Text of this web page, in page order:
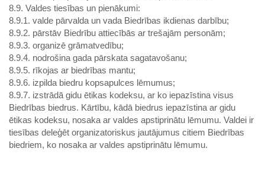
8.9. Valdes tiesības un pienākumi:
8.9.1. valde pārvalda un vada Biedrības ikdienas darbību;
8.9.2. pārstāv Biedrību attiecībās ar trešajām personām;
8.9.3. organizē grāmatvedību;
8.9.4. nodrošina gada pārskata sagatavošanu;
8.9.5. rīkojas ar biedrības mantu;
8.9.6. izpilda biedru kopsapulces lēmumus;
8.9.7. izstrādā gidu ētikas kodeksu, ar ko iepazīstina visus
Biedrības biedrus. Kārtību, kādā biedrus iepazīstina ar gidu
ētikas kodeksu, nosaka ar valdes apstiprinātu lēmumu. Valdei ir
tiesības deleģēt organizatoriskus jautājumus citiem Biedrības
biedriem, ko nosaka ar valdes apstiprinātu lēmumu.